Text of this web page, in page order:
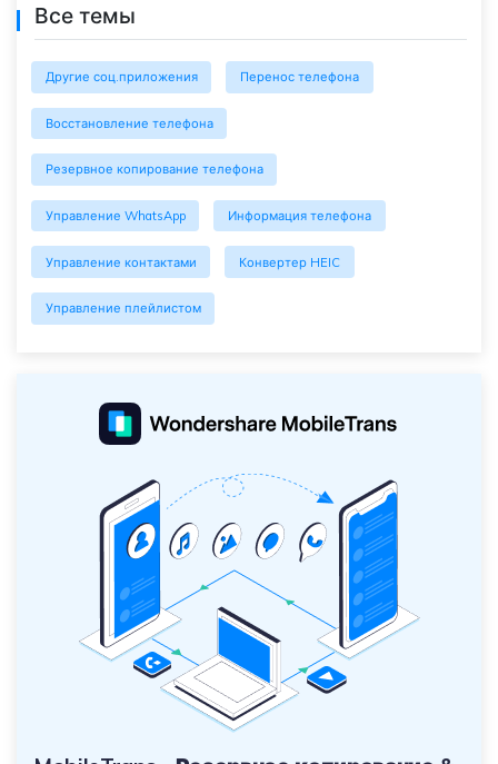
Все темы
Другие соц.приложения Перенос телефона
Восстановление телефона
Резервное копирование телефона
Управление WhatsApp Информация телефона
Управление контактами Конвертер HEIC
Управление плейлистом